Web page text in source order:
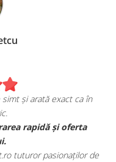
și arată exact ca în
rapidă și oferta
tuturor pasionaților de